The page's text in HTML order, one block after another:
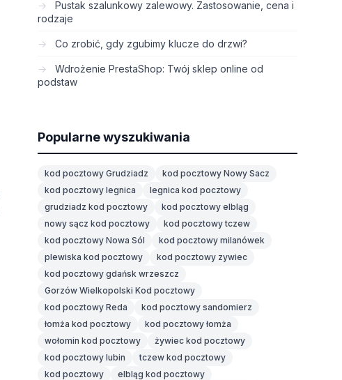
Pustak szalunkowy zalewowy. Zastosowanie, cena i
rodzaje
Co zrobić, gdy zgubimy klucze do drzwi?
Wdrożenie PrestaShop: Twój sklep online od
podstaw
Popularne wyszukiwania
kod pocztowy Grudziadz
kod pocztowy Nowy Sacz
kod pocztowy legnica
legnica kod pocztowy
grudziadz kod pocztowy
kod pocztowy elbląg
nowy sącz kod pocztowy
kod pocztowy tczew
kod pocztowy Nowa Sól
kod pocztowy milanówek
plewiska kod pocztowy
kod pocztowy zywiec
kod pocztowy gdańsk wrzeszcz
Gorzów Wielkopolski Kod pocztowy
kod pocztowy Reda
kod pocztowy sandomierz
łomża kod pocztowy
kod pocztowy łomża
wołomin kod pocztowy
żywiec kod pocztowy
kod pocztowy lubin
tczew kod pocztowy
kod pocztowy
elbląg kod pocztowy